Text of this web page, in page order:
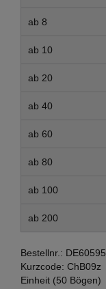
ab 8
ab 10
ab 20
ab 40
ab 60
ab 80
ab 100
ab 200
Bestellnr.:
Kurzcode: ChB09z
Einheit (50 Bögen)